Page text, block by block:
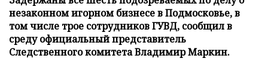
незаконном игорном бизнесе в Подмосковье, в
том числе трое сотрудников ГУВД, сообщил в
среду официальный представитель
Следственного комитета Владимир Маркин.